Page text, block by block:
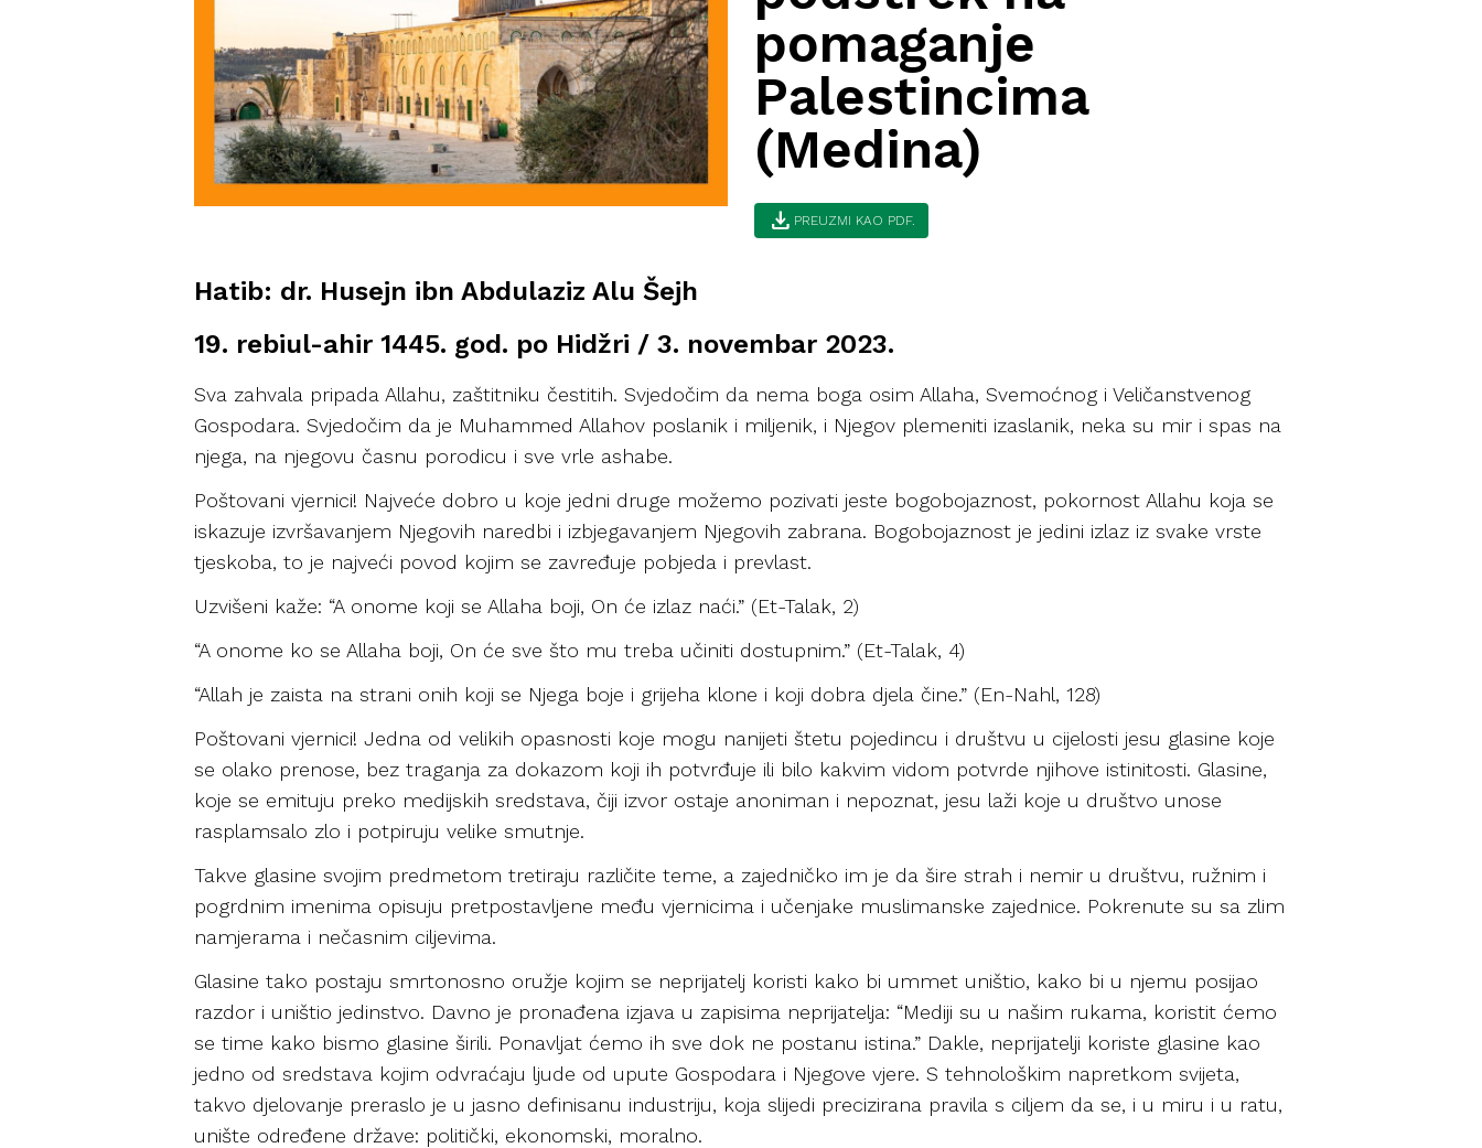
pomaganje
Palestincima
(Medina)
download PREUZMI KAO PDF.
Hatib: dr. Husejn ibn Abdulaziz Alu Šejh
19. rebiul-ahir 1445. god. po Hidžri / 3. novembar 2023.
Sva zahvala pripada Allahu, zaštitniku čestitih. Svjedočim da nema boga osim Allaha, Svemoćnog i Veličanstvenog
Gospodara. Svjedočim da je Muhammed Allahov poslanik i miljenik, i Njegov plemeniti izaslanik, neka su mir i spas na
njega, na njegovu časnu porodicu i sve vrle ashabe.
Poštovani vjernici! Najveće dobro u koje jedni druge možemo pozivati jeste bogobojaznost, pokornost Allahu koja se
iskazuje izvršavanjem Njegovih naredbi i izbjegavanjem Njegovih zabrana. Bogobojaznost je jedini izlaz iz svake vrste
tjeskoba, to je najveći povod kojim se zavređuje pobjeda i prevlast.
Uzvišeni kaže: “A onome koji se Allaha boji, On će izlaz naći.” (Et-Talak, 2)
“A onome ko se Allaha boji, On će sve što mu treba učiniti dostupnim.” (Et-Talak, 4)
“Allah je zaista na strani onih koji se Njega boje i grijeha klone i koji dobra djela čine.” (En-Nahl, 128)
Poštovani vjernici! Jedna od velikih opasnosti koje mogu nanijeti štetu pojedincu i društvu u cijelosti jesu glasine koje
se olako prenose, bez traganja za dokazom koji ih potvrđuje ili bilo kakvim vidom potvrde njihove istinitosti. Glasine,
koje se emituju preko medijskih sredstava, čiji izvor ostaje anoniman i nepoznat, jesu laži koje u društvo unose
rasplamsalo zlo i potpiruju velike smutnje.
Takve glasine svojim predmetom tretiraju različite teme, a zajedničko im je da šire strah i nemir u društvu, ružnim i
pogrdnim imenima opisuju pretpostavljene među vjernicima i učenjake muslimanske zajednice. Pokrenute su sa zlim
namjerama i nečasnim ciljevima.
Glasine tako postaju smrtonosno oružje kojim se neprijatelj koristi kako bi ummet uništio, kako bi u njemu posijao
razdor i uništio jedinstvo. Davno je pronađena izjava u zapisima neprijatelja: “Mediji su u našim rukama, koristit ćemo
se time kako bismo glasine širili. Ponavljat ćemo ih sve dok ne postanu istina.” Dakle, neprijatelji koriste glasine kao
jedno od sredstava kojim odvraćaju ljude od upute Gospodara i Njegove vjere. S tehnološkim napretkom svijeta,
takvo djelovanje preraslo je u jasno definisanu industriju, koja slijedi precizirana pravila s ciljem da se, i u miru i u ratu,
unište određene države: politički, ekonomski, moralno.